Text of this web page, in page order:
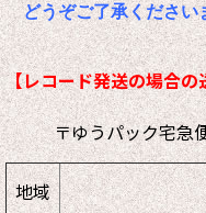
どうぞご了承ください
【レコード発送の場合の
〒ゆうパック宅急便
地域